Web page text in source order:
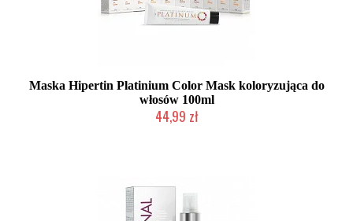
Maska Hipertin Platinium Color Mask koloryzująca do
włosów 100ml
44,99 zł